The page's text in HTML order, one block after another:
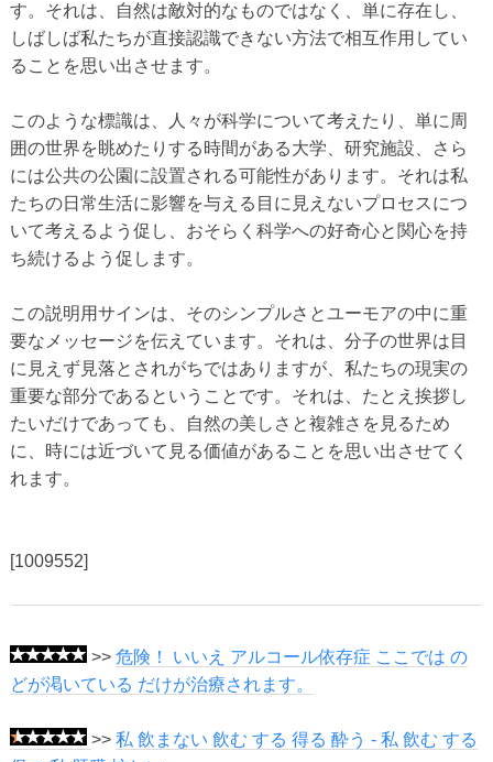
す。それは、自然は敵対的なものではなく、単に存在し、
しばしば私たちが直接認識できない方法で相互作用してい
ることを思い出させます。
このような標識は、人々が科学について考えたり、単に周
囲の世界を眺めたりする時間がある大学、研究施設、さら
には公共の公園に設置される可能性があります。それは私
たちの日常生活に影響を与える目に見えないプロセスにつ
いて考えるよう促し、おそらく科学への好奇心と関心を持
ち続けるよう促します。
この説明用サインは、そのシンプルさとユーモアの中に重
要なメッセージを伝えています。それは、分子の世界は目
に見えず見落とされがちではありますが、私たちの現実の
重要な部分であるということです。それは、たとえ挨拶し
たいだけであっても、自然の美しさと複雑さを見るため
に、時には近づいて見る価値があることを思い出させてく
れます。
[1009552]
>> 危険！ いいえ アルコール依存症 ここでは の
どが渇いている だけが治療されます。
>> 私 飲まない 飲む する 得る 酔う - 私 飲む する